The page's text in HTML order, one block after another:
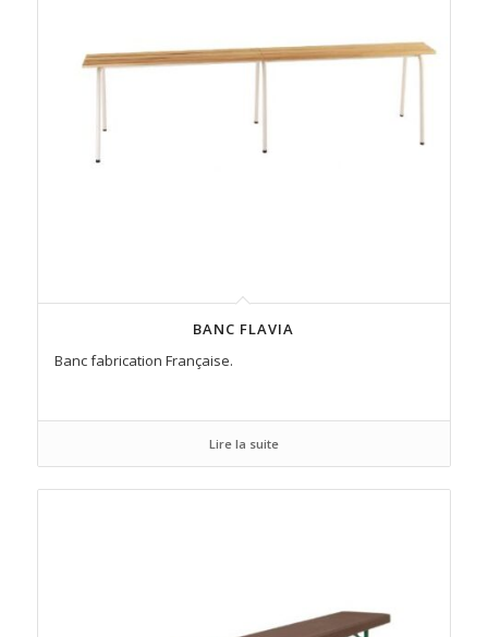
BANC FLAVIA
Banc fabrication Française.
Lire la suite